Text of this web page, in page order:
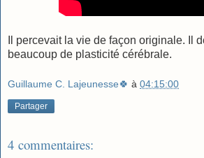
Il percevait la vie de façon originale. Il
beaucoup de plasticité cérébrale.
Guillaume C. Lajeunesse🍀 à 04:15:00
Partager
4 commentaires: